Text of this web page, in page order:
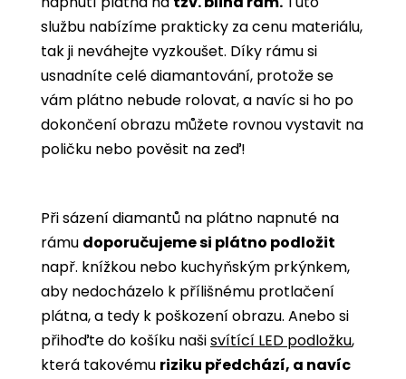
službu nabízíme prakticky za cenu materiálu,
tak ji neváhejte vyzkoušet. Díky rámu si
usnadníte celé diamantování, protože se
vám plátno nebude rolovat, a navíc si ho po
dokončení obrazu můžete rovnou vystavit na
poličku nebo pověsit na zeď!
Při sázení diamantů na plátno napnuté na
rámu doporučujeme si plátno podložit
např. knížkou nebo kuchyňským prkýnkem,
aby nedocházelo k přílišnému protlačení
plátna, a tedy k poškození obrazu. Anebo si
přihoďte do košíku našisvítící LED podložku,
která takovému riziku předchází, a navíc